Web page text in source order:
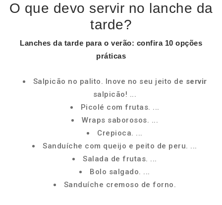
O que devo servir no lanche da
tarde?
Lanches da tarde para o verão: confira 10 opções
práticas
Salpicão no palito. Inove no seu jeito de servir
salpicão! ...
Picolé com frutas. ...
Wraps saborosos. ...
Crepioca. ...
Sanduíche com queijo e peito de peru. ...
Salada de frutas. ...
Bolo salgado. ...
Sanduíche cremoso de forno.